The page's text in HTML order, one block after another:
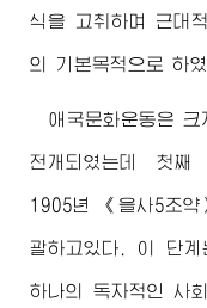
식을 고취하며 근대
의 기본목적으로 하였
애국문화운동은
전개되였는데 첫째
1905년 《을사5조
괄하고있다. 이 단계
하나의 독자적인 사